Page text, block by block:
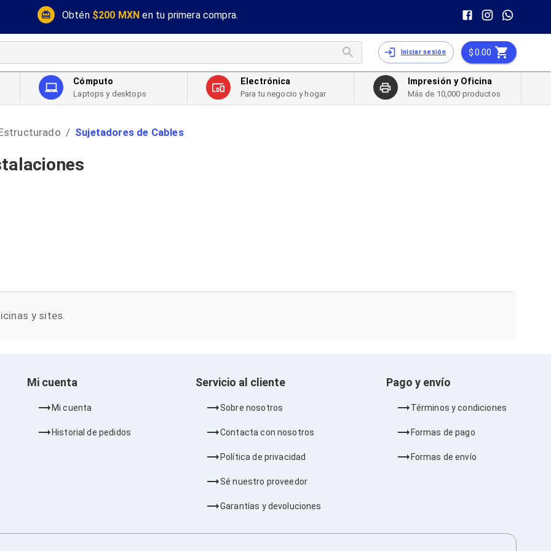
Obtén $200 MXN en tu primera compra.
Iniciar sesión 0.00
Cómputo
Laptops y desktops
Electrónica
Para tu negocio y hogar
Impresión y Oficina
Más de 10,000 productos
/ Sujetadores de Cables
y sites.
Mi cuenta
Mi cuenta
Historial de pedidos
Servicio al cliente
Sobre nosotros
Contacta con nosotros
Política de privacidad
Sé nuestro proveedor
Garantías y devoluciones
Pago y envío
Términos y condiciones
Formas de pago
Formas de envío